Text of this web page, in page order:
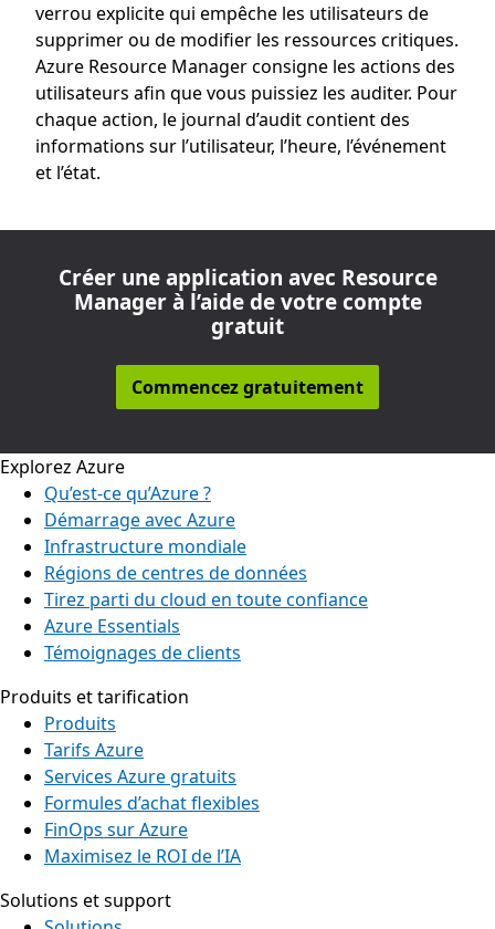
verrou explicite qui empêche les utilisateurs de
supprimer ou de modifier les ressources critiques.
Azure Resource Manager consigne les actions des
utilisateurs afin que vous puissiez les auditer. Pour
chaque action, le journal d’audit contient des
informations sur l’utilisateur, l’heure, l’événement
et l’état.
Créer une application avec Resource
Manager à l’aide de votre compte
gratuit
Commencez gratuitement
Explorez Azure
Qu’est-ce qu’Azure ?
Démarrage avec Azure
Infrastructure mondiale
Régions de centres de données
Tirez parti du cloud en toute confiance
Azure Essentials
Témoignages de clients
Produits et tarification
Produits
Tarifs Azure
Services Azure gratuits
Formules d’achat flexibles
FinOps sur Azure
Maximisez le ROI de l’IA
Solutions et support